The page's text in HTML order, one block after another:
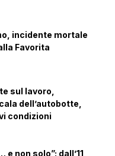
incidente mortale
Favorita
sul lavoro,
dell’autobotte,
condizioni
e non solo”: dall’11